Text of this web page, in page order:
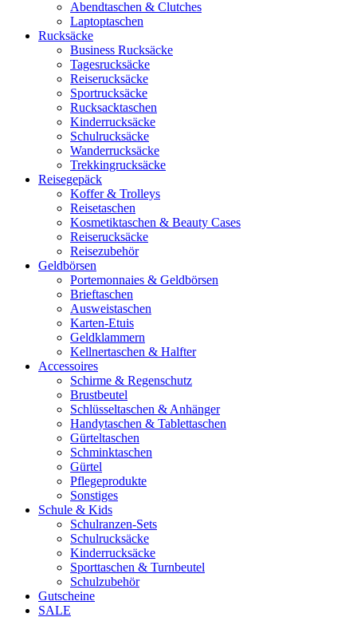
Abendtaschen & Clutches
Laptoptaschen
Rucksäcke
Business Rucksäcke
Tagesrucksäcke
Reiserucksäcke
Sportrucksäcke
Rucksacktaschen
Kinderrucksäcke
Schulrucksäcke
Wanderrucksäcke
Trekkingrucksäcke
Reisegepäck
Koffer & Trolleys
Reisetaschen
Kosmetiktaschen & Beauty Cases
Reiserucksäcke
Reisezubehör
Geldbörsen
Portemonnaies & Geldbörsen
Brieftaschen
Ausweistaschen
Karten-Etuis
Geldklammern
Kellnertaschen & Halfter
Accessoires
Schirme & Regenschutz
Brustbeutel
Schlüsseltaschen & Anhänger
Handytaschen & Tablettaschen
Gürteltaschen
Schminktaschen
Gürtel
Pflegeprodukte
Sonstiges
Schule & Kids
Schulranzen-Sets
Schulrucksäcke
Kinderrucksäcke
Sporttaschen & Turnbeutel
Schulzubehör
Gutscheine
SALE